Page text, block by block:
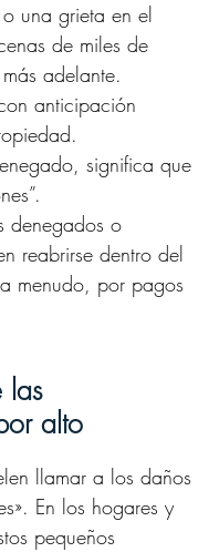
una grieta en el
de miles de
adelante.
anticipación
significa que
denegados o
reabrirse dentro del
menudo, por pagos
las
alto
llamar a los daños
En los hogares y
pequeños